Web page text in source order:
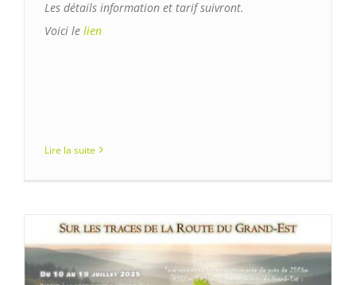
Les détails information et tarif suivront.
Voici le lien
Lire la suite